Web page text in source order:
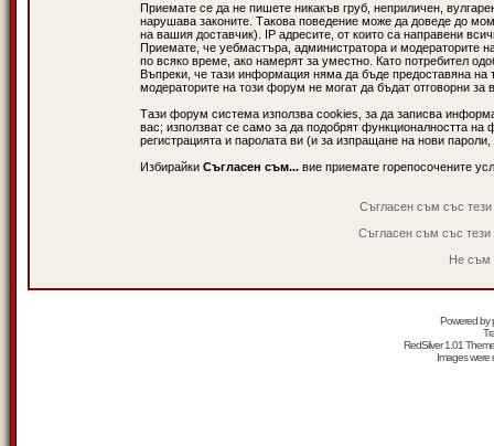
Приемате се да не пишете никакъв груб, неприличен,
нарушава законите. Такова поведение може да доведе до
на вашия доставчик). IP адресите, от които са направени
Приемате, че уебмастъра, администратора и модераторите
по всяко време, ако намерят за уместно. Като потребител
Въпреки, че тази информация няма да бъде предоставяна
модераторите на този форум не могат да бъдат отговорни за
Тази форум система използва cookies, за да записва
вас; използват се само за да подобрят функционалността
регистрацията и паролата ви (и за изпращане на нови
Избирайки Съгласен съм... вие приемате горепосочените
Съгласен съм със
Съгласен съм със
Не съм
Powered by
RedSilver 1.01
Images were